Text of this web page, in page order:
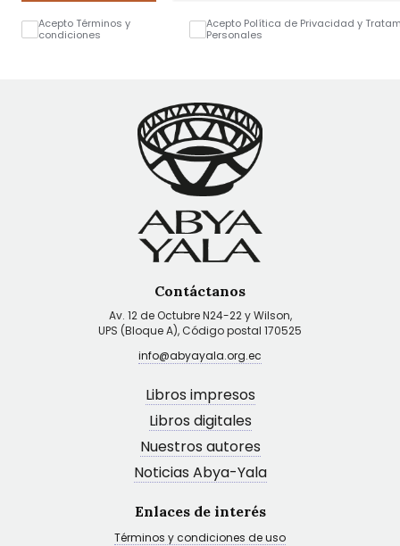
Acepto Términos y
condiciones
Acepto Política de Privacidad y
Personales
Contáctanos
Av. 12 de Octubre N24-22 y Wilson,
UPS (Bloque A), Código postal 170525
info@abyayala.org.ec
Libros impresos
Libros digitales
Nuestros autores
Noticias Abya-Yala
Enlaces de interés
Términos y condiciones de uso